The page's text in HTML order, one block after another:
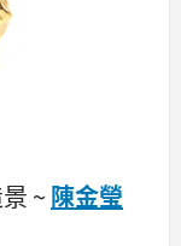
~ 陳金瑩